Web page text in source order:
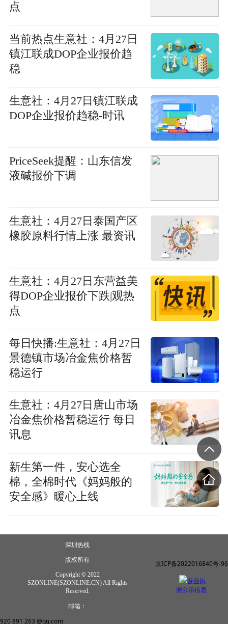
点
当前热点生意社：4月27日
镇江联成DOP企业报价趋
稳
生意社：4月27日镇江联成
DOP企业报价趋稳-时讯
PriceSeek提醒：山东信发
液碱报价下调
生意社：4月27日泰国产区
橡胶原料行情上涨 最资讯
生意社：4月27日东营益美
得DOP企业报价下跌|观热
点
每日快播:生意社：4月27日
景德镇市场冶金焦价格暂
稳运行
生意社：4月27日唐山市场
冶金焦价格暂稳运行 每日
讯息
新生第一件，安心选全
棉，全棉时代《妈妈般的
安全感》暖心上线
深圳热线
版权所有
Copyright © 2022
SZONLINE(SZONLINE.CN) All Rights
Reserved.
邮箱：
920 891 263 @qq.com
京ICP备2022016840号-96
营业执
照公示信息